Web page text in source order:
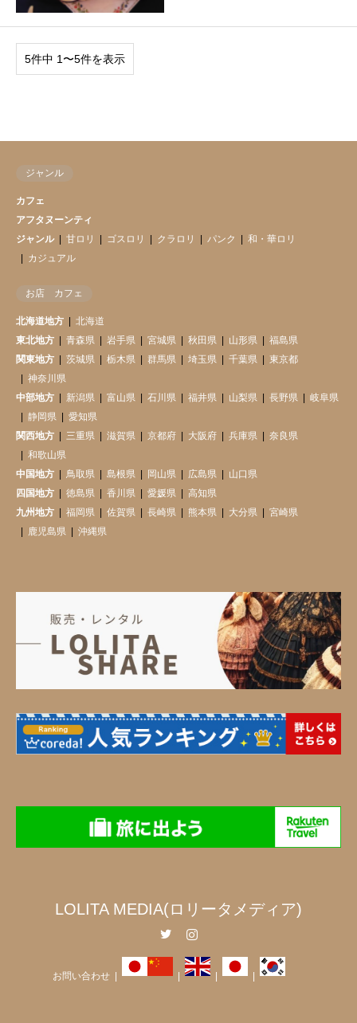
5件中 1〜5件を表示
ジャンル
カフェ
アフタヌーンティ
ジャンル
甘ロリ ゴスロリ クラロリ パンク
和・華ロリ
カジュアル
お店 カフェ
北海道地方
北海道
東北地方
青森県 岩手県 宮城県 秋田県 山形県
福島県
関東地方
茨城県 栃木県 群馬県 埼玉県 千葉県
東京都
神奈川県
中部地方
新潟県 富山県 石川県 福井県 山梨県 長野県
岐阜県
静岡県
愛知県
関西地方
三重県 滋賀県 京都府 大阪府 兵庫県
奈良県
和歌山県
中国地方
鳥取県 島根県 岡山県 広島県
山口県
四国地方
徳島県 香川県 愛媛県
高知県
九州地方
福岡県 佐賀県 長崎県 熊本県 大分県
宮崎県
鹿児島県
沖縄県
LOLITA MEDIA(ロリータメディア)
お問い合わせ